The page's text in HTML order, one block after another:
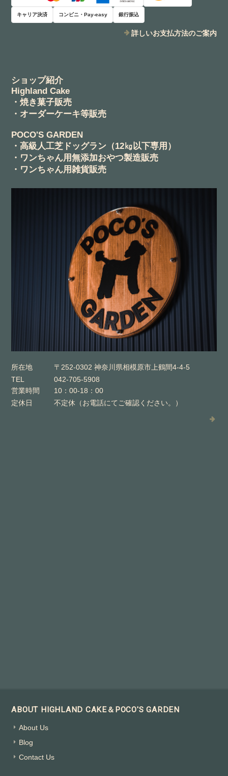
キャリア決済 コンビニ・Pay-easy 銀行振込
詳しいお支払方法のご案内
ショップ紹介
Highland Cake
・焼き菓子販売
・オーダーケーキ等販売
POCO'S GARDEN
・高級人工芝ドッグラン（12㎏以下専用）
・ワンちゃん用無添加おやつ製造販売
・ワンちゃん用雑貨販売
所在地
〒252-0302 神奈川県相模原市上鶴間4-4-5
TEL
042-705-5908
営業時間
10：00-18：00
定休日
不定休（お電話にてご確認ください。）
ABOUT HIGHLAND CAKE＆POCO'S GARDEN
About Us
Blog
Contact Us